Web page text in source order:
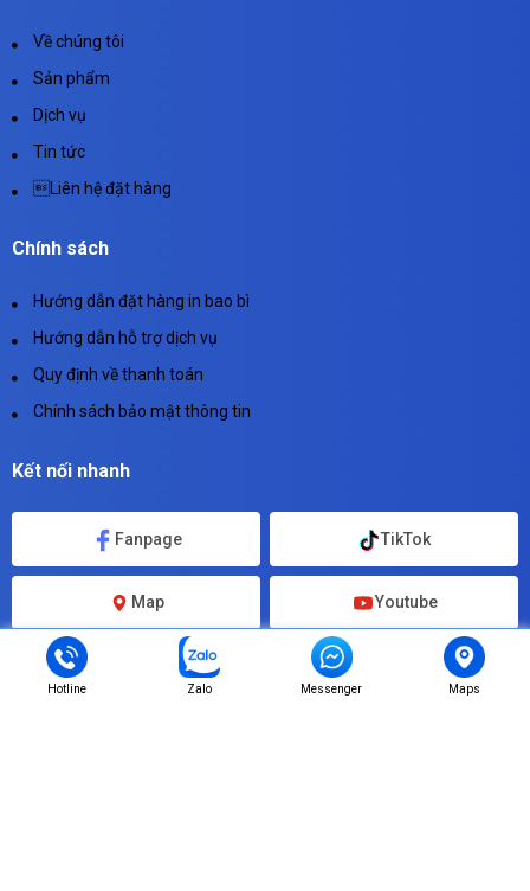
Về chúng tôi
Sản phẩm
Dịch vụ
Tin tức
Liên hệ đặt hàng
Chính sách
Hướng dẫn đặt hàng in bao bì
Hướng dẫn hỗ trợ dịch vụ
Quy định về thanh toán
Chính sách bảo mật thông tin
Kết nối nhanh
Fanpage TikTok
Map Youtube
Instagram
Hotline Zalo Messenger Maps